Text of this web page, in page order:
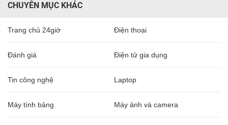
CHUYÊN MỤC KHÁC
Trang chủ 24giờ Điện thoại
Đánh giá Điện tử gia dụng
Tin công nghệ Laptop
Máy tính bảng Máy ảnh và camera